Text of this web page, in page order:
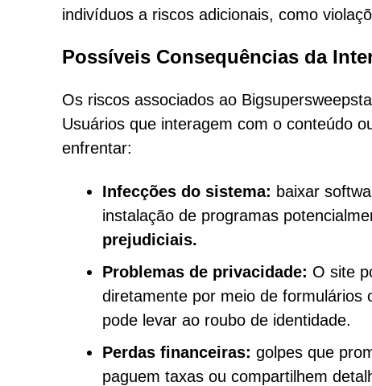
indivíduos a riscos adicionais, como
Possíveis Consequências da
Os riscos associados ao
Usuários que interagem com o conteúdo
enfrentar:
Infecções do sistema: baixar
instalação de programas
prejudiciais.
Problemas de privacidade: O site
diretamente por meio de formulários
pode levar ao roubo de identidade.
Perdas financeiras: golpes que
paguem taxas ou compartilhem